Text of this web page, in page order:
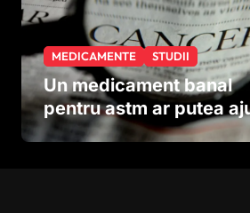
MEDICAMENTE STUDII
Un medicament banal
pentru astm ar putea
în lupta împotriva